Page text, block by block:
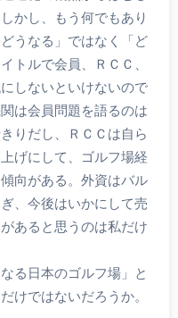
かし、もう何でもあり
うなる」ではなく「ど
トルで会員、ＲＣＣ、
しないといけないので
は会員問題を語るのは
りだし、ＲＣＣは自ら
げにして、ゴルフ場経
向がある。外資はバル
、今後はいかにして売
あると思うのは私だけ
る日本のゴルフ場」と
けではないだろうか。